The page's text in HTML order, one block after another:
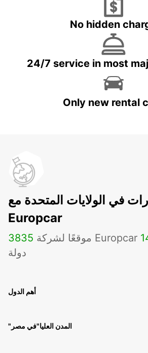
No hidden
24/7 service in most
Only new rental
في الولايات المتحدة مع
Europcar
3835
دولة
أهم الدول
"المدن العليا"في مصر